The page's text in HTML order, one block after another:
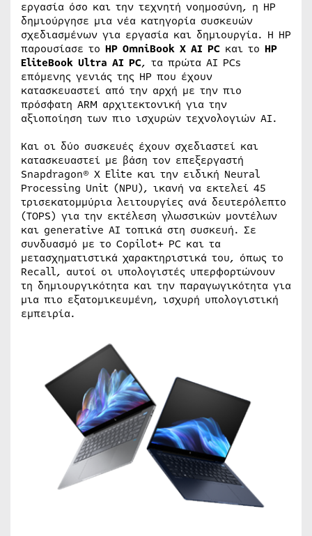
εργασία όσο και την τεχνητή νοημοσύνη, η HP
δημιούργησε μια νέα κατηγορία συσκευών
σχεδιασμένων για εργασία και δημιουργία. Η HP
παρουσίασε το HP OmniBook X AI PC και το HP
EliteBook Ultra AI PC, τα πρώτα AI PCs
επόμενης γενιάς της HP που έχουν
κατασκευαστεί από την αρχή με την πιο
πρόσφατη ARM αρχιτεκτονική για την
αξιοποίηση των πιο ισχυρών τεχνολογιών AI.
Και οι δύο συσκευές έχουν σχεδιαστεί και
κατασκευαστεί με βάση τον επεξεργαστή
Snapdragon® X Elite και την ειδική Neural
Processing Unit (NPU), ικανή να εκτελεί 45
τρισεκατομμύρια λειτουργίες ανά δευτερόλεπτο
(TOPS) για την εκτέλεση γλωσσικών μοντέλων
και generative AI τοπικά στη συσκευή. Σε
συνδυασμό με το Copilot+ PC και τα
μετασχηματιστικά χαρακτηριστικά του, όπως το
Recall, αυτοί οι υπολογιστές υπερφορτώνουν
τη δημιουργικότητα και την παραγωγικότητα για
μια πιο εξατομικευμένη, ισχυρή υπολογιστική
εμπειρία.